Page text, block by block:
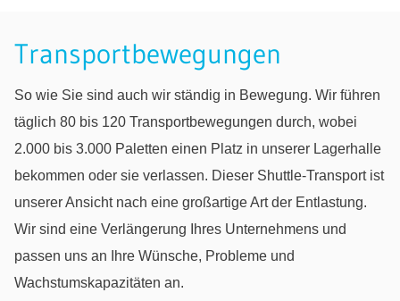
Transportbewegungen
So wie Sie sind auch wir ständig in Bewegung. Wir führen
täglich 80 bis 120 Transportbewegungen durch, wobei
2.000 bis 3.000 Paletten einen Platz in unserer Lagerhalle
bekommen oder sie verlassen. Dieser Shuttle-Transport ist
unserer Ansicht nach eine großartige Art der Entlastung.
Wir sind eine Verlängerung Ihres Unternehmens und
passen uns an Ihre Wünsche, Probleme und
Wachstumskapazitäten an.